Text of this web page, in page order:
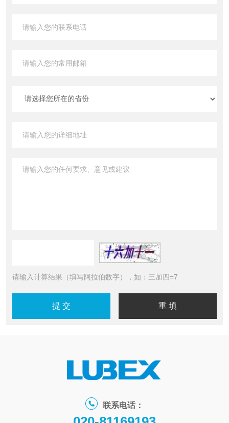
请输入计算结果（填写阿拉伯数字），如：三加四=7
联系电话：